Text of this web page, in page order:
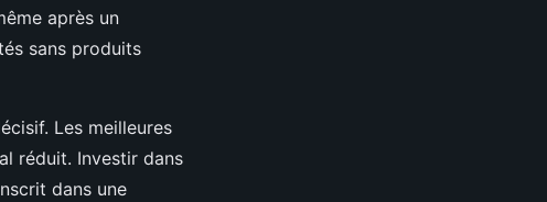
après un
sans produits
Les meilleures
réduit. Investir dans
dans une